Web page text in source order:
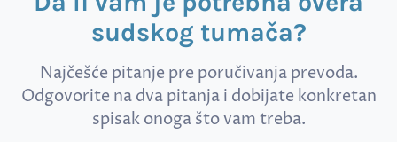
sudskog tumača?
Najčešće pitanje pre poručivanja prevoda.
Odgovorite na dva pitanja i dobijate konkretan
spisak onoga što vam treba.